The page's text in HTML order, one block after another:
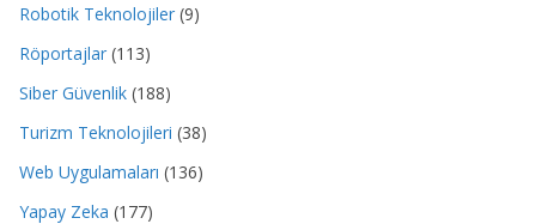
Robotik Teknolojiler (9)
Röportajlar (113)
Siber Güvenlik (188)
Turizm Teknolojileri (38)
Web Uygulamaları (136)
Yapay Zeka (177)